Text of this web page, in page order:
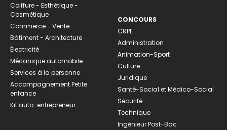
Coiffure - Esthétique -
Cosmétique
Commerce - Vente
Bâtiment - Architecture
Électricité
Mécanique automobile
Services à la personne
Accompagnement Petite
enfance
Kit auto-entrepreneur
CONCOURS
CRPE
Administration
Animation-Sport
Culture
Juridique
Santé-Social et Médico-Social
Sécurité
Technique
Ingénieur Post-Bac